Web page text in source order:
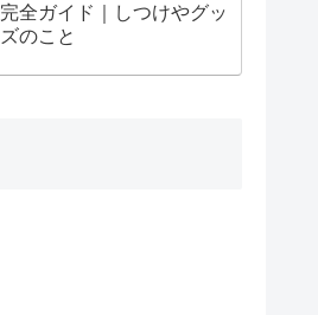
完全ガイド｜しつけやグッ
ズのこと